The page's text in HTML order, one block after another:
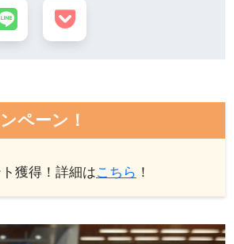
ペーン！
獲得！詳細はこちら ！